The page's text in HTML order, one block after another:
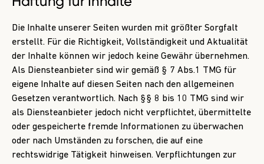
Die Inhalte unserer Seiten wurden mit größter Sorgfalt
erstellt. Für die Richtigkeit, Vollständigkeit und Aktualität
der Inhalte können wir jedoch keine Gewähr übernehmen.
Als Diensteanbieter sind wir gemäß § 7 Abs.1 TMG für
eigene Inhalte auf diesen Seiten nach den allgemeinen
Gesetzen verantwortlich. Nach §§ 8 bis 10 TMG sind wir
als Diensteanbieter jedoch nicht verpflichtet, übermittelte
oder gespeicherte fremde Informationen zu überwachen
oder nach Umständen zu forschen, die auf eine
rechtswidrige Tätigkeit hinweisen. Verpflichtungen zur